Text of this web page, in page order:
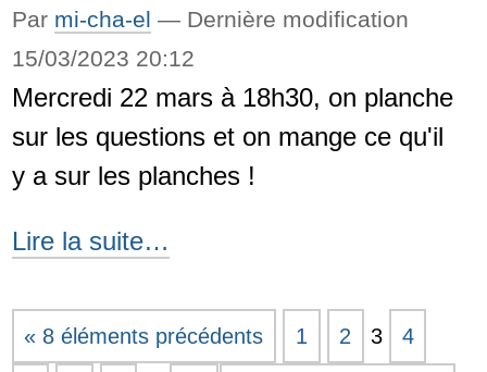
Par mi-cha-el — Dernière modification
15/03/2023 20:12
Mercredi 22 mars à 18h30, on planche
sur les questions et on mange ce qu'il
y a sur les planches !
Z'apéro
sur
les
Lire la suite…
« 8 éléments précédents 1 2 3 4